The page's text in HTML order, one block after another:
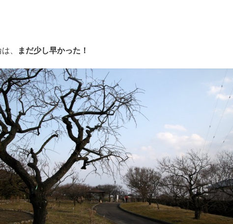
、 まだ少し早かった！